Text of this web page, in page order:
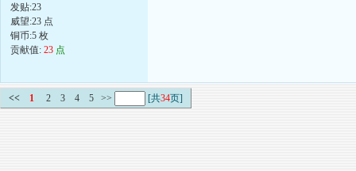
发贴:23
威望:23 点
铜币:5 枚
贡献值: 23 点
<< 1 2 3 4 5 >> [共34页]